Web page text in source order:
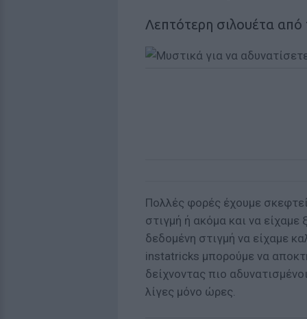
Λεπτότερη σιλουέτα από
Πολλές φορές έχουμε
στιγμή ή ακόμα και να είχαμε
δεδομένη στιγμή να είχαμε
instatricks μπορούμε να
δείχνοντας πιο
λίγες μόνο ώρες.